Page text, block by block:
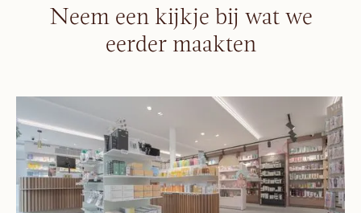
Neem een kijkje bij wat we
eerder maakten